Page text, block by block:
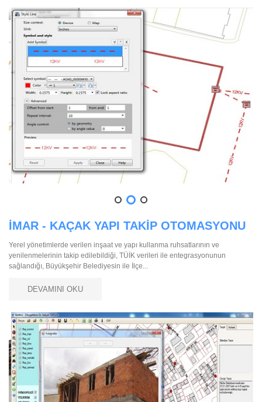
İMAR - KAÇAK YAPI TAKİP OTOMASYONU
Yerel yönetimlerde verilen inşaat ve yapı kullanma ruhsatlarının ve
yenilenmelerinin takip edilebildiği, TÜİK verileri ile entegrasyonunun
sağlandığı, Büyükşehir Belediyesin ile İlçe...
DEVAMINI OKU